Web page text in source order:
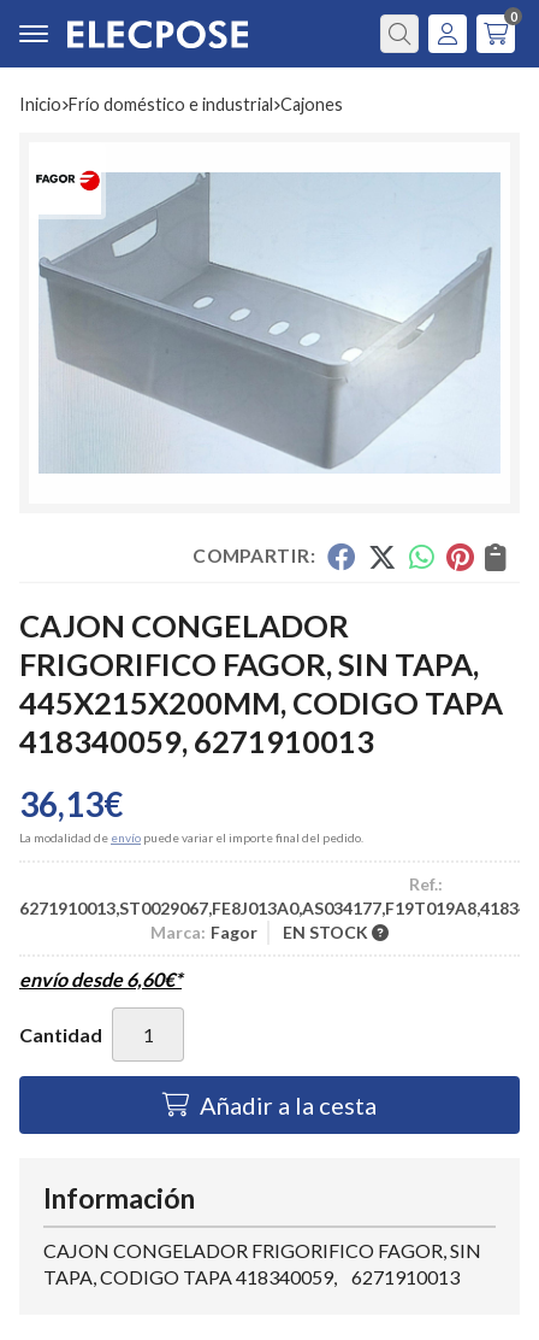
Buscar
0
Inicio frío doméstico e industrial cajones
COMPARTIR:
CAJON CONGELADOR
FRIGORIFICO FAGOR, SIN TAPA,
445X215X200MM, CODIGO TAPA
418340059, 6271910013
36,13€
La modalidad de envío puede variar el importe final del pedido.
Ref.:
Marca: Fagor EN STOCK
envío desde6,60€*
Cantidad
Añadir a la cesta
Información
CAJON CONGELADOR FRIGORIFICO FAGOR, SIN
TAPA, CODIGO TAPA 418340059, 6271910013